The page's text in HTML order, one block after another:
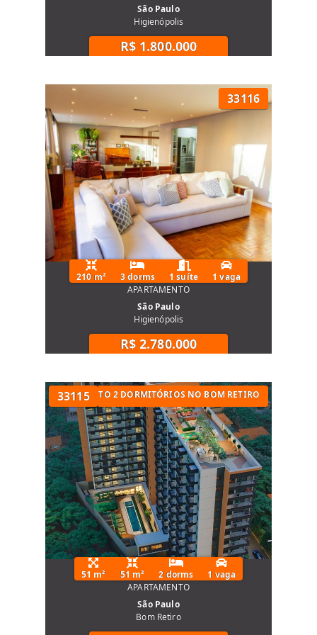
São Paulo
Higienópolis
R$ 1.800.000
33116
210 m² 3 dorms 1 suíte
1 vaga
APARTAMENTO
São Paulo
Higienópolis
R$ 2.780.000
33115
APARTAMENTO 2 DORMITÓRIOS NO BOM RETIRO
51 m² 51 m² 2 dorms
1 vaga
APARTAMENTO
São Paulo
Bom Retiro